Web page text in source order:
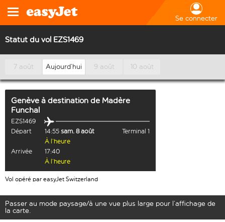
Se connecter
Statut du vol EZS1469
7 août Aujourd’hui 9 août 10 août
Genève à destination de Madère
Funchal
EZS1469
Départ
14:55 sam. 8 août
Terminal 1
À l’heure
Arrivée
17:40
À l’heure
Vol opéré par easyJet Switzerland
Passer au mode paysage/à une vue plus large pour l’affichage de
la carte.